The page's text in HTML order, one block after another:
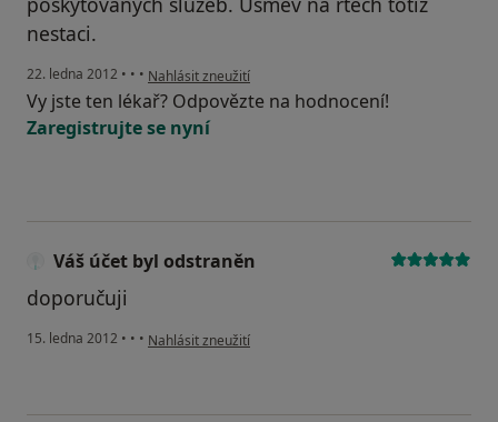
nestaci.
22. ledna 2012 • • • podle názoru uživatele Váš účet byl odstraněn
Nahlásit zneužití
Vy jste ten lékař? Odpovězte na hodnocení!
Zaregistrujte se nyní
Váš účet byl odstraněn
doporučuji
15. ledna 2012 • • • podle názoru uživatele Váš účet byl odstraněn
Nahlásit zneužití